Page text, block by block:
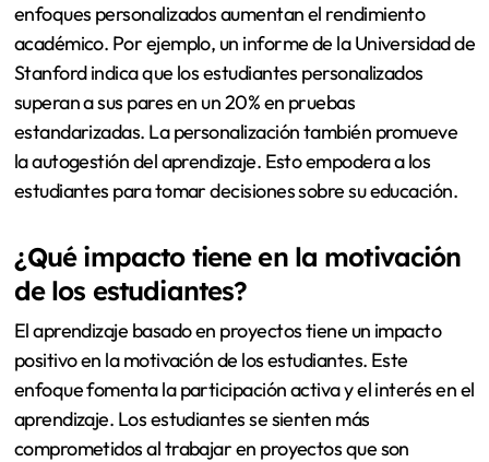
enfoques personalizados aumentan el rendimiento
académico. Por ejemplo, un informe de la Universidad de
Stanford indica que los estudiantes personalizados
superan a sus pares en un 20% en pruebas
estandarizadas. La personalización también promueve
la autogestión del aprendizaje. Esto empodera a los
estudiantes para tomar decisiones sobre su educación.
¿Qué impacto tiene en la motivación
de los estudiantes?
El aprendizaje basado en proyectos tiene un impacto
positivo en la motivación de los estudiantes. Este
enfoque fomenta la participación activa y el interés en el
aprendizaje. Los estudiantes se sienten más
comprometidos al trabajar en proyectos que son